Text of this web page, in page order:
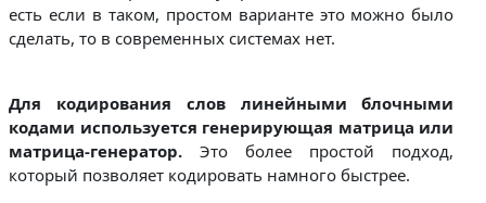
есть если в таком, простом варианте это можно было
сделать, то в современных системах нет.
Для кодирования слов линейными блочными
кодами используется генерирующая матрица или
матрица-генератор.Это более простой подход,
который позволяет кодировать намного быстрее.